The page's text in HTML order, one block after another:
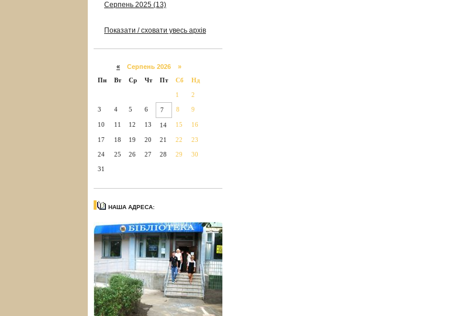
Серпень 2025 (13)
Показати / сховати увесь архів
« Серпень 2026 »
Пн
Вт Ср Чт Пт Сб Нд
1 2
3 4 5 6 7 8 9
10 11 12 13 14 15 16
17 18 19 20 21 22 23
24 25 26 27 28 29 30
31
НАША АДРЕСА: